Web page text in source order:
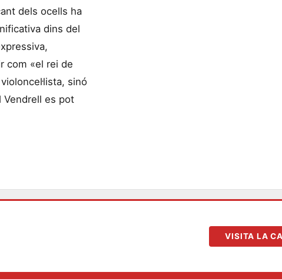
dels ocells ha
dins del
com «el rei de
sinó
Vendrell es pot
VISITA LA